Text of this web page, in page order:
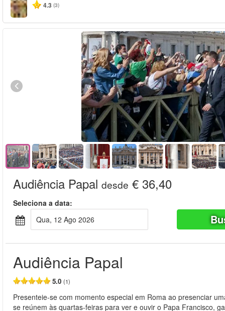
4.3 (3)
Audiência Papal desde € 36,40
Seleciona a data:
Qua, 12 Ago 2026
Audiência Papal
5.0 (1)
Presenteie-se com momento especial em Roma ao presenciar
se reúnem às quartas-feiras para ver e ouvir o Papa Francisco,